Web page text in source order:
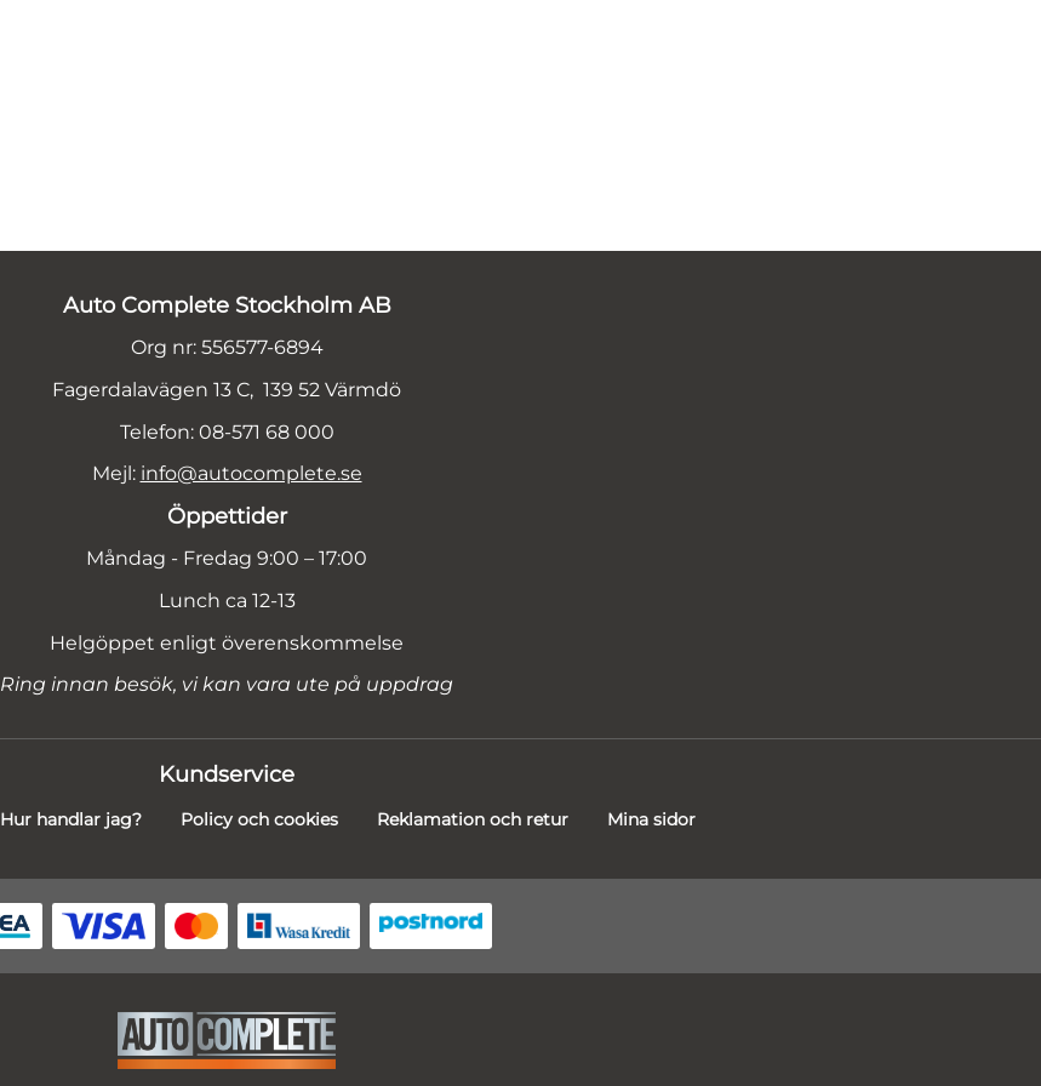
Auto Complete Stockholm AB
Org nr: 556577-6894
Fagerdalavägen 13 C, 139 52 Värmdö
Telefon: 08-571 68 000
Mejl: info@autocomplete.se
Öppettider
Måndag - Fredag 9:00 – 17:00
Lunch ca 12-13
Helgöppet enligt överenskommelse
Ring innan besök, vi kan vara ute på uppdrag
Kundservice
Hur handlar jag? Policy och cookies Reklamation och retur Mina sidor